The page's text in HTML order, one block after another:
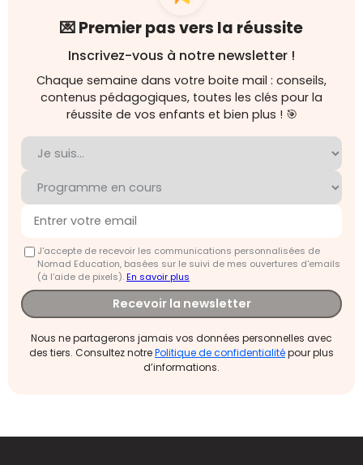
💌 Premier pas vers la réussite
Inscrivez-vous à notre newsletter !
Chaque semaine dans votre boite mail : conseils,
contenus pédagogiques, toutes les clés pour la
réussite de vos enfants et bien plus ! 🎯
J'accepte de recevoir les communications personnalisées de
Nomad Education, basées sur le suivi de mes ouvertures d'emails
(à l’aide de pixels).En savoir plus
Recevoir la newsletter
Nous ne partagerons jamais vos données personnelles avec
des tiers. Consultez notrePolitique de confidentialitépour plus
d’informations.